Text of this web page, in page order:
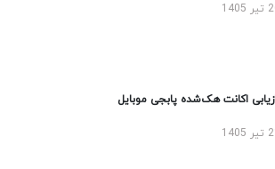
اکانت هک‌شده پابجی موبایل